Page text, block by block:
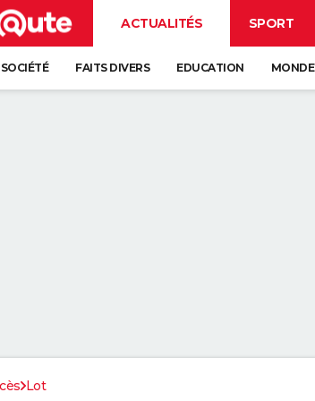
ACTUALITÉS SPORT
SOCIÉTÉ FAITS DIVERS EDUCATION MONDE
Lot